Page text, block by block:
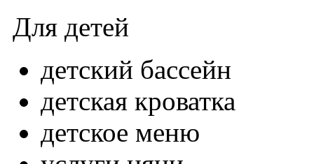
Для детей
детский бассейн
детская кроватка
детское меню